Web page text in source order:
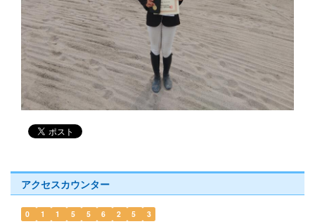
アクセスカウンター
0 1 1 5 5 6 2 5 3